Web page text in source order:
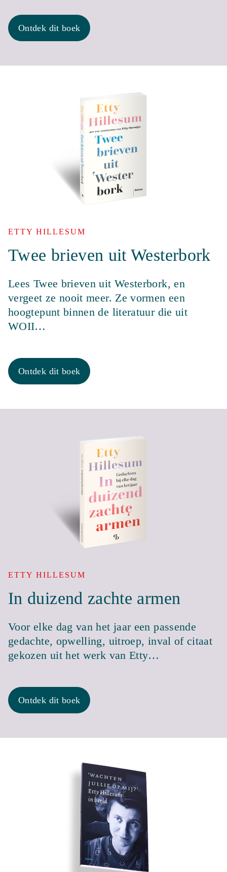
Ontdek dit boek
ETTY HILLESUM
Twee brieven uit Westerbork
Lees Twee brieven uit Westerbork, en
vergeet ze nooit meer. Ze vormen een
hoogtepunt binnen de literatuur die uit
WOII…
Ontdek dit boek
ETTY HILLESUM
In duizend zachte armen
Voor elke dag van het jaar een passende
gedachte, opwelling, uitroep, inval of citaat
gekozen uit het werk van Etty…
Ontdek dit boek